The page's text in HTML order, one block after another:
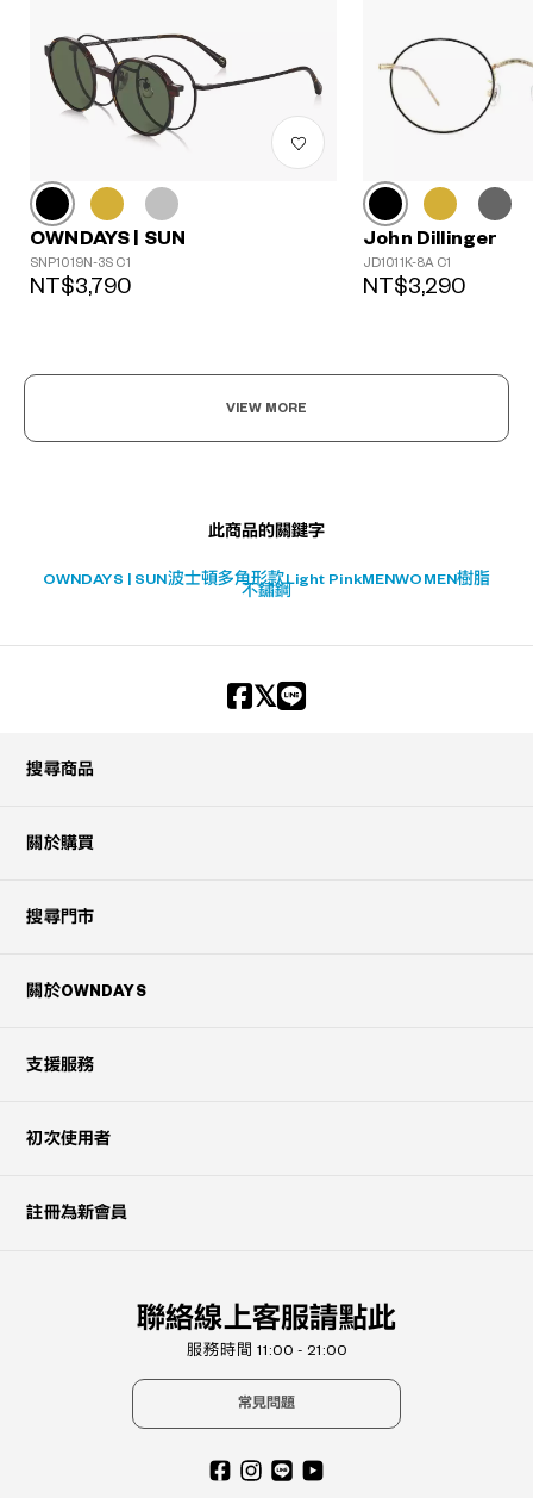
OWNDAYS | SUN
SNP1019N-3S C1
NT$3,790
John Dillinger
JD1011K-8A C1
NT$3,290
VIEW MORE
此商品的關鍵字
OWNDAYS | SUN 波士頓多角形款Light PinkMENWOMEN樹脂
不鏽鋼
搜尋商品
關於購買
搜尋門市
關於OWNDAYS
支援服務
初次使用者
註冊為新會員
聯絡線上客服請點此
服務時間 11:00 - 21:00
常見問題